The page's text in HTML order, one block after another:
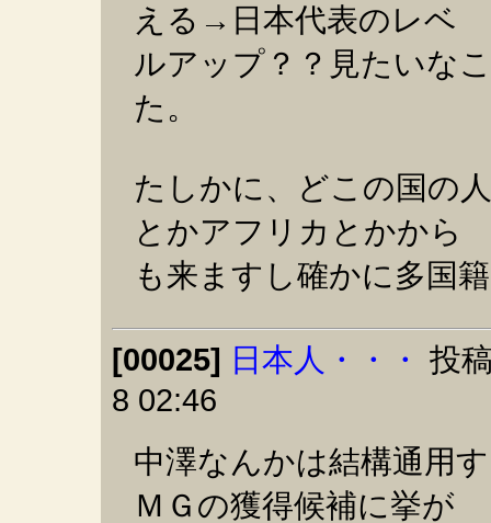
える→日本代表のレベ
ルアップ？？見たいな
た。
たしかに、どこの国の
とかアフリカとかから
も来ますし確かに多国
[00025] 日本人・・・
投
8 02:46
中澤なんかは結構通用
ＭＧの獲得候補に挙が